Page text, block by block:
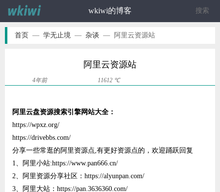
wkiwi的博客 ဆ
首页 — 学无止境 — 杂谈 — 阿里云资源站
阿里云资源站
4年前 11612 ℃
阿里云盘资源搜索引擎网站大全：
https://wpxz.org/
https://drivebbs.com/
分享一些常逛的阿里资源点,有更好资源点的，欢迎踊跃回复
1、阿里小站:https://www.pan666.cn/
2、阿里资源分享社区：https://alyunpan.com/
3、阿里大站：https://pan.3636360.com/